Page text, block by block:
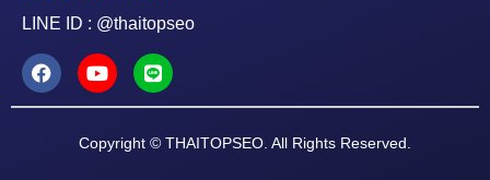
LINE ID : @thaitopseo
Copyright © THAITOPSEO. All Rights Reserved.